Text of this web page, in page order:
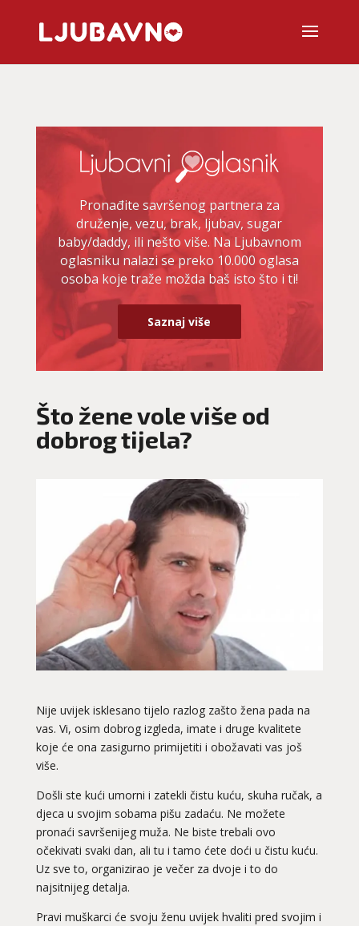
Pronađite savršenog partnera za
druženje, vezu, brak, ljubav, sugar
baby/daddy, ili nešto više. Na Ljubavnom
oglasniku nalazi se preko 10.000 oglasa
osoba koje traže možda baš isto što i ti!
Saznaj više
Što žene vole više od
dobrog tijela?
Nije uvijek isklesano tijelo razlog zašto žena pada na
vas. Vi, osim dobrog izgleda, imate i druge kvalitete
koje će ona zasigurno primijetiti i obožavati vas još
više.
Došli ste kući umorni i zatekli čistu kuću, skuha ručak, a
djeca u svojim sobama pišu zadaću. Ne možete
pronaći savršenijeg muža. Ne biste trebali ovo
očekivati svaki dan, ali tu i tamo ćete doći u čistu kuću.
Uz sve to, organizirao je večer za dvoje i to do
najsitnijeg detalja.
Pravi muškarci će svoju ženu uvijek hvaliti pred svojim i